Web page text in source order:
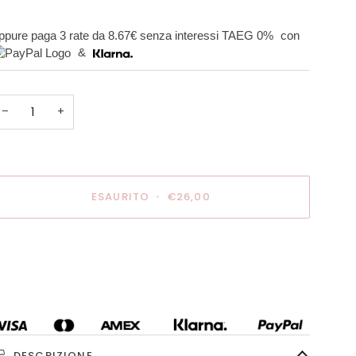
paga 3 rate da 8.67€senza interessi TAEG 0% con
&
− +
ESAURITO • €26,00